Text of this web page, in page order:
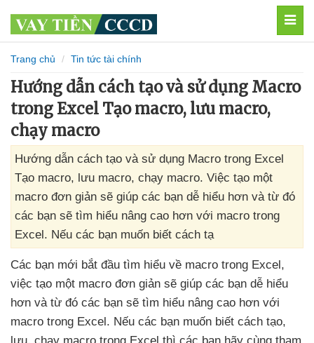
Trang chủ Tin tức tài chính
Hướng dẫn cách tạo và sử dụng Macro
trong Excel Tạo macro, lưu macro,
chạy macro
Hướng dẫn cách tạo và sử dụng Macro trong Excel
Tạo macro, lưu macro, chạy macro. Việc tạo một
macro đơn giản sẽ giúp các bạn dễ hiểu hơn và từ đó
các bạn sẽ tìm hiểu nâng cao hơn với macro trong
Excel. Nếu các bạn muốn biết cách tạ
Các bạn mới bắt đầu tìm hiểu về macro trong Excel,
việc tạo một macro đơn giản sẽ giúp các bạn dễ hiểu
hơn và từ đó các bạn sẽ tìm hiểu nâng cao hơn với
macro trong Excel. Nếu các bạn muốn biết cách tạo,